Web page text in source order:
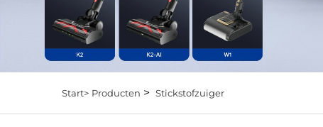
Start> Producten > Stickstofzuiger